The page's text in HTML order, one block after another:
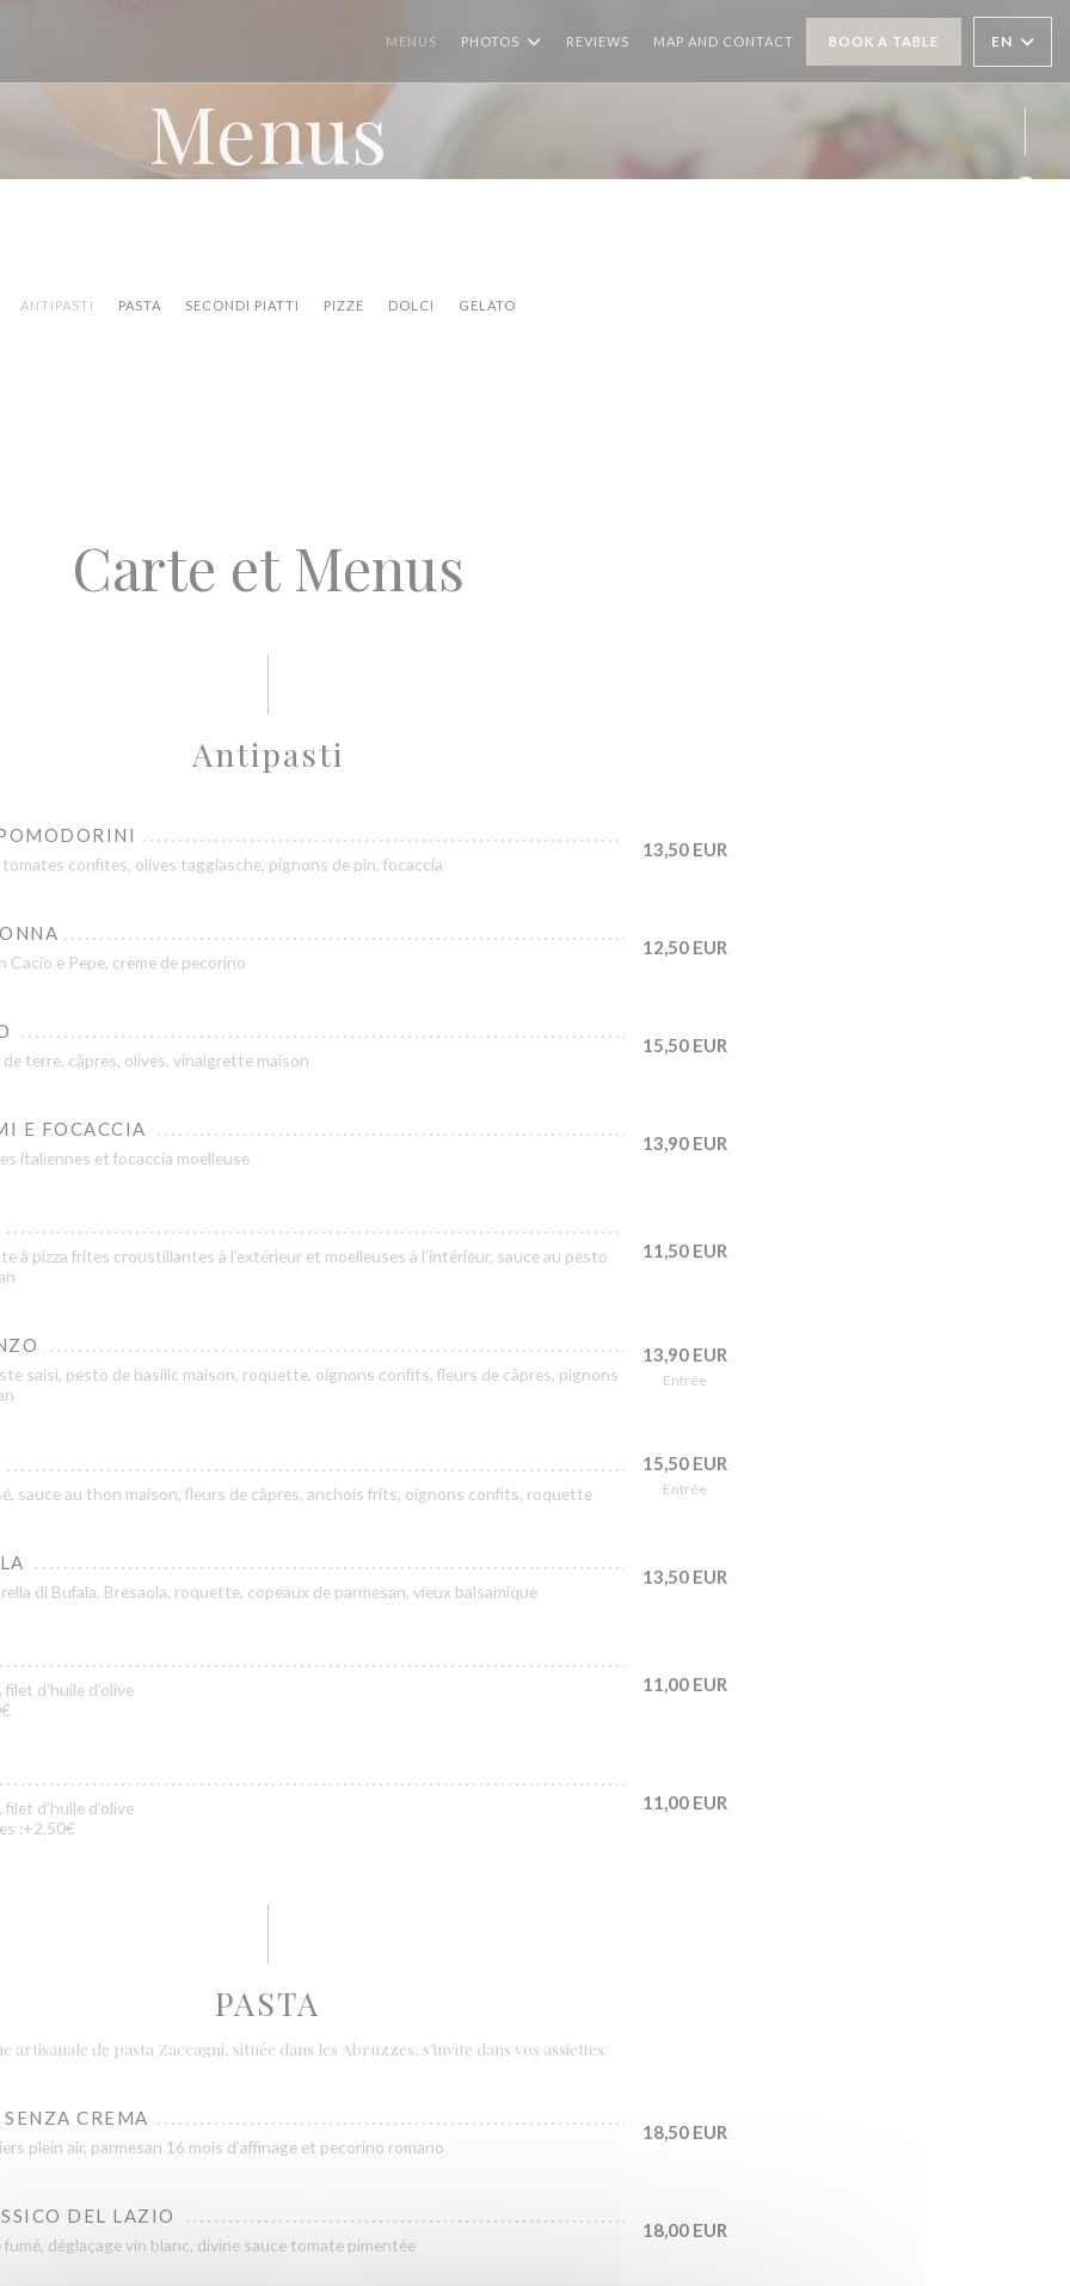
MENUS PHOTOS REVIEWS MAP AND CONTACT BOOK A TABLE EN
Menus
ANTIPASTI PASTA SECONDI PIATTI PIZZE DOLCI GELATO
Carte et Menus
Antipasti
confites, olives taggiasche, pignons de pin, focaccia
13,50 EUR
Cacio e Pepe, crème de pecorino
12,50 EUR
de terre, câpres, olives, vinaigrette maison
15,50 EUR
E FOCACCIA
italiennes et focaccia moelleuse
13,90 EUR
à pizza frites croustillantes à l’extérieur et moelleuses à l’intérieur, sauce au pesto
11,50 EUR
saisi, pesto de basilic maison, roquette, oignons confits, fleurs de câpres, pignons
13,90 EUR
Entrée
sauce au thon maison, fleurs de câpres, anchois frits, oignons confits, roquette
15,50 EUR
Entrée
di Bufala, Bresaola, roquette, copeaux de parmesan, vieux balsamique
13,50 EUR
d’huile d’olive
11,00 EUR
d’huile d’olive
:+2,50€
11,00 EUR
PASTA
artisanale de pasta Zaccagni, située dans les Abruzzes, s’invite dans vos assiettes.
CREMA
plein air, parmesan 16 mois d’affinage et pecorino romano
18,50 EUR
DEL LAZIO
déglaçage vin blanc, divine sauce tomate pimentée
18,00 EUR